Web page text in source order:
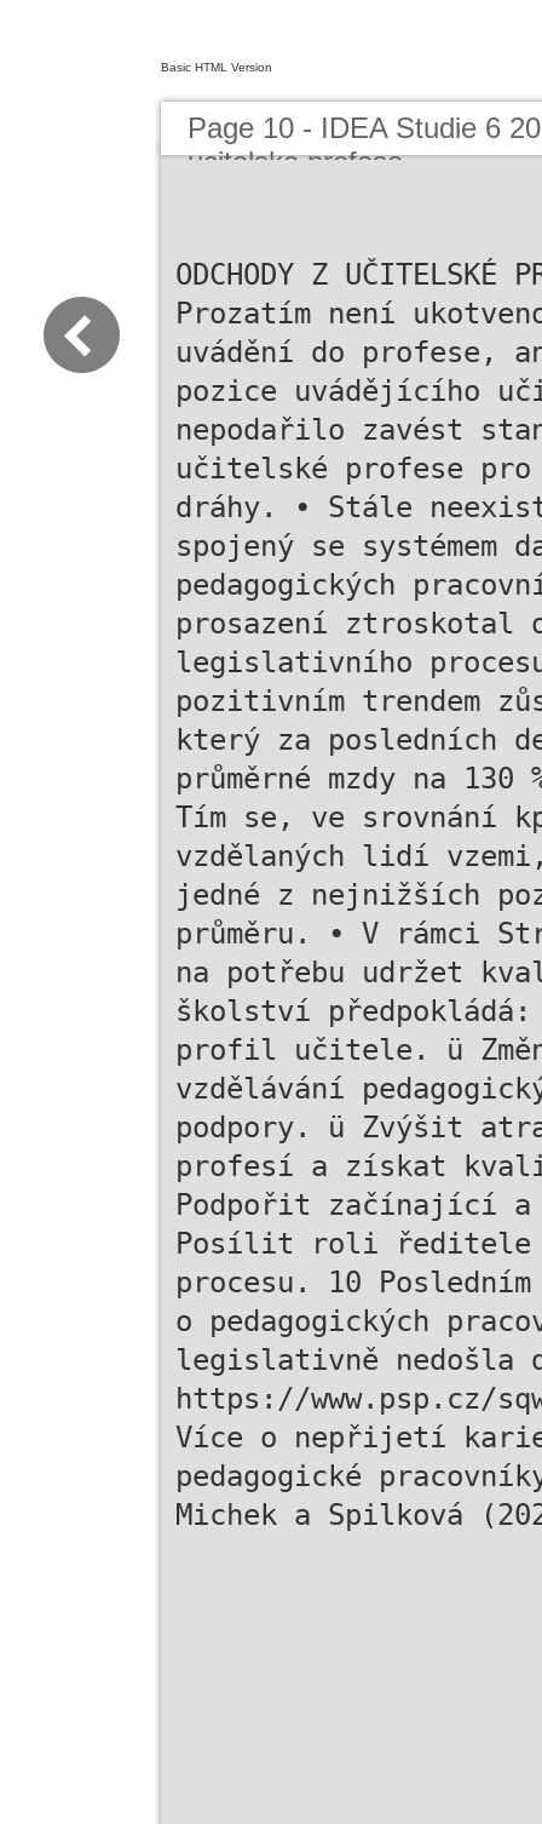
Basic HTML Version
Page 10 - IDEA Studie 6
ucitelske profese
ODCHODY Z UČITELSKÉ
Prozatím není
uvádění do profese,
pozice uvádějícího
nepodařilo zavést
učitelské profese
dráhy. • Stále
spojený se systémem
pedagogických
prosazení ztroskotal
legislativního
pozitivním trendem
který za posledních
průměrné mzdy na
Tím se, ve srovnání
vzdělaných lidí
jedné z nejnižších
průměru. • V rámci
na potřebu udržet
školství
profil učitele. ü
vzdělávání
podpory. ü Zvýšit
profesí a získat
Podpořit začínající
Posílit roli ředitele
procesu. 10
o pedagogických
legislativně nedošla
https://www.psp.cz/
Více o nepřijetí
pedagogické
Michek a Spilková